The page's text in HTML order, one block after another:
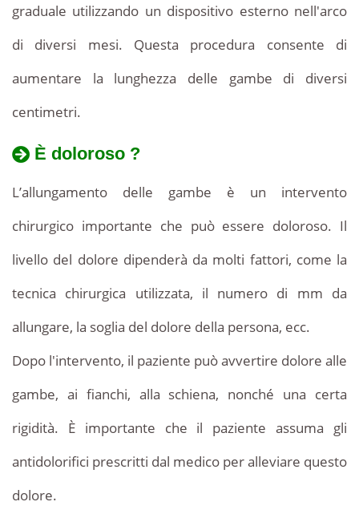
graduale utilizzando un dispositivo esterno nell'arco
di diversi mesi. Questa procedura consente di
aumentare la lunghezza delle gambe di diversi
centimetri.
È doloroso ?
L’allungamento delle gambe è un intervento
chirurgico importante che può essere doloroso. Il
livello del dolore dipenderà da molti fattori, come la
tecnica chirurgica utilizzata, il numero di mm da
allungare, la soglia del dolore della persona, ecc.
Dopo l'intervento, il paziente può avvertire dolore alle
gambe, ai fianchi, alla schiena, nonché una certa
rigidità. È importante che il paziente assuma gli
antidolorifici prescritti dal medico per alleviare questo
dolore.